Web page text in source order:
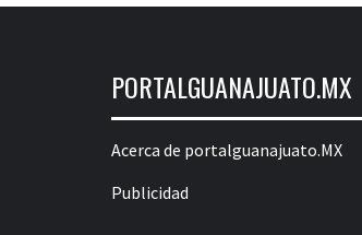
PORTALGUANAJUATO.MX
Acerca de portalguanajuato.MX
Publicidad